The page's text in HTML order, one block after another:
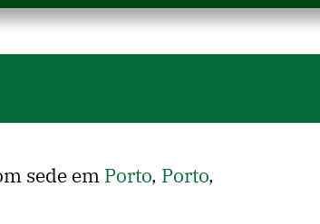
sede em Porto, Porto,